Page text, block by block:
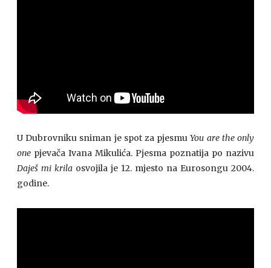
U Dubrovniku sniman je spot za pjesmuYou are the only
one pjevača Ivana Mikulića. Pjesma poznatija po nazivu
Daješ mi krila osvojila je 12. mjesto na Eurosongu 2004.
godine.